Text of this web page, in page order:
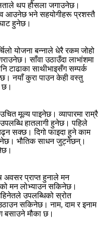
थप हौसला जगाउनेछ।
आउनेछ भने सहयोगीहरू प्रशस्तै
हुनेछ।
योजना बन्नाले धेरै रकम जोहो
साँवा उठाउँदा लाभांशमा
टाढाका साथीभाइसँग सम्पर्क
नयाँ कुरा पाउन केही वस्तु
छ।
मूल्य पाइनेछ। व्यापारमा राम्रै
हातलागी हुनेछ। पहिले
सक्छ। दिगो फाइदा हुने काम
भौतिक साधन जुट्नेछन्।
अवसर प्राप्त हुनाले मन
मन लोभ्याउन सकिनेछ।
उपलब्धिको स्रोत
सकिनेछ। नाम, दाम र इनाम
बसाउने मौका छ।